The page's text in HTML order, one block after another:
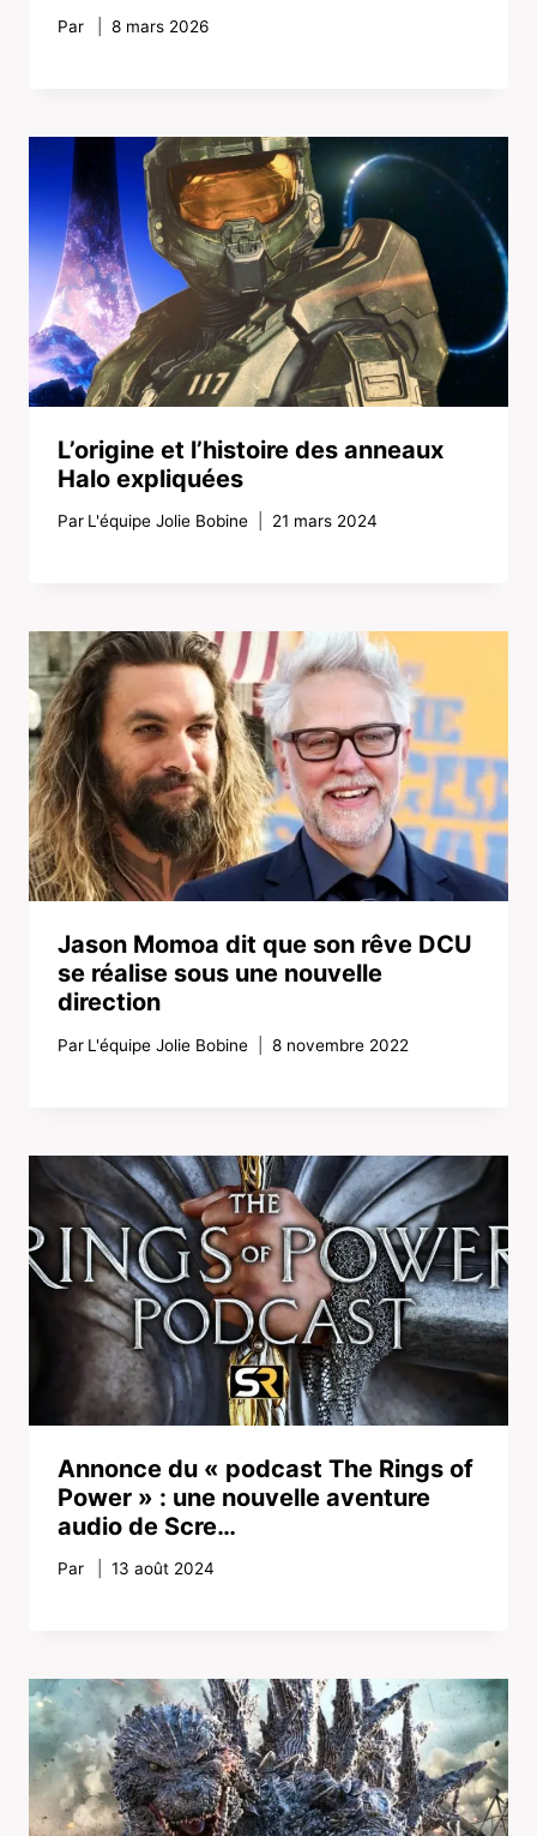
Par 8 mars 2026
L’origine et l’histoire des anneaux
Halo expliquées
Par L'équipe Jolie Bobine 21 mars 2024
Jason Momoa dit que son rêve DCU
se réalise sous une nouvelle
direction
Par L'équipe Jolie Bobine 8 novembre 2022
Annonce du « podcast The Rings of
Power » : une nouvelle aventure
audio de Scre…
Par 13 août 2024